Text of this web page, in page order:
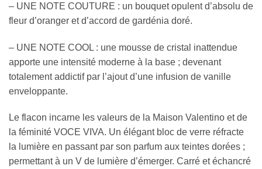
– UNE NOTE COUTURE : un bouquet opulent d’absolu de
fleur d’oranger et d’accord de gardénia doré.
– UNE NOTE COOL : une mousse de cristal inattendue
apporte une intensité moderne à la base ; devenant
totalement addictif par l’ajout d’une infusion de vanille
enveloppante.
Le flacon incarne les valeurs de la Maison Valentino et de
la féminité VOCE VIVA. Un élégant bloc de verre réfracte
la lumière en passant par son parfum aux teintes dorées ;
permettant à un V de lumière d’émerger. Carré et échancré